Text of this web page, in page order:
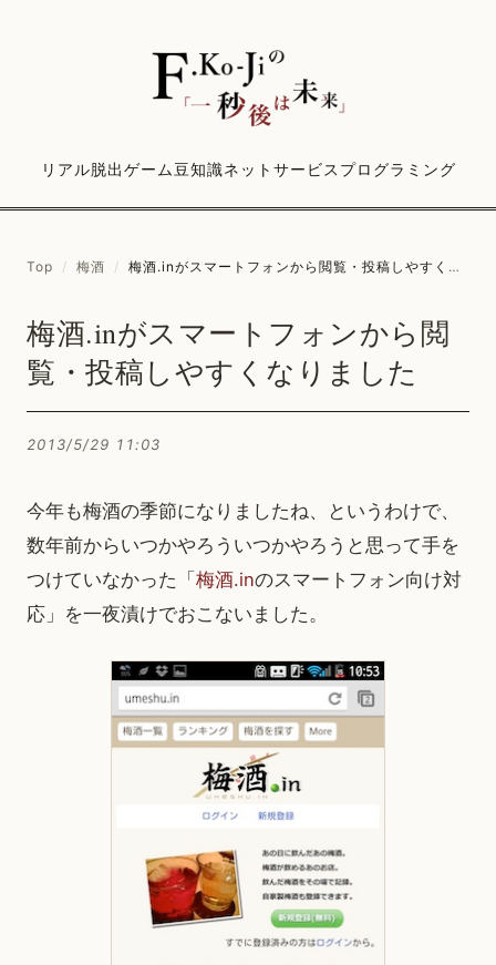
リアル脱出ゲーム豆知識ネットサービス プログラミング
Top / 梅酒 / 梅酒.inがスマートフォンから閲覧・投稿しやすくなりました
梅酒.inがスマートフォンから閲
覧・投稿しやすくなりました
2013/5/29 11:03
今年も梅酒の季節になりましたね、というわけで、
数年前からいつかやろういつかやろうと思って手を
つけていなかった「 梅酒.inのスマートフォン向け対
応」を一夜漬けでおこないました。